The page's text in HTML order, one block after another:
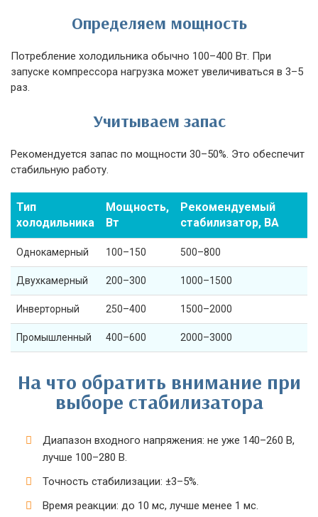
Определяем мощность
Потребление холодильника обычно 100–400 Вт. При
запуске компрессора нагрузка может увеличиваться в 3–5
раз.
Учитываем запас
Рекомендуется запас по мощности 30–50%. Это обеспечит
стабильную работу.
Тип
холодильника
Мощность,
Вт
Рекомендуемый
стабилизатор, ВА
Однокамерный 100–150 500–800
Двухкамерный 200–300 1000–1500
Инверторный 250–400 1500–2000
Промышленный 400–600 2000–3000
На что обратить внимание при
выборе стабилизатора
Диапазон входного напряжения: не уже 140–260 В,
лучше 100–280 В.
Точность стабилизации: ±3–5%.
Время реакции: до 10 мс, лучше менее 1 мс.